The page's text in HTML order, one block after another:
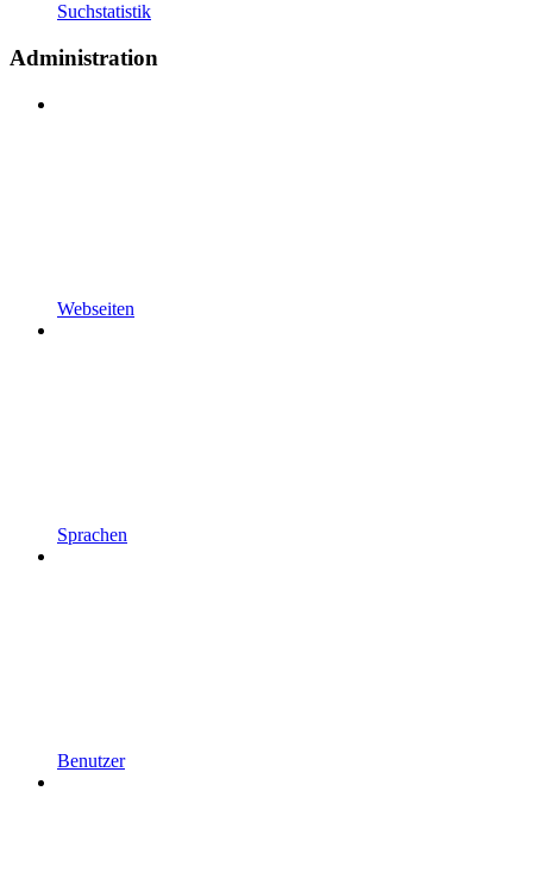
Suchstatistik
Administration
Webseiten
Sprachen
Benutzer